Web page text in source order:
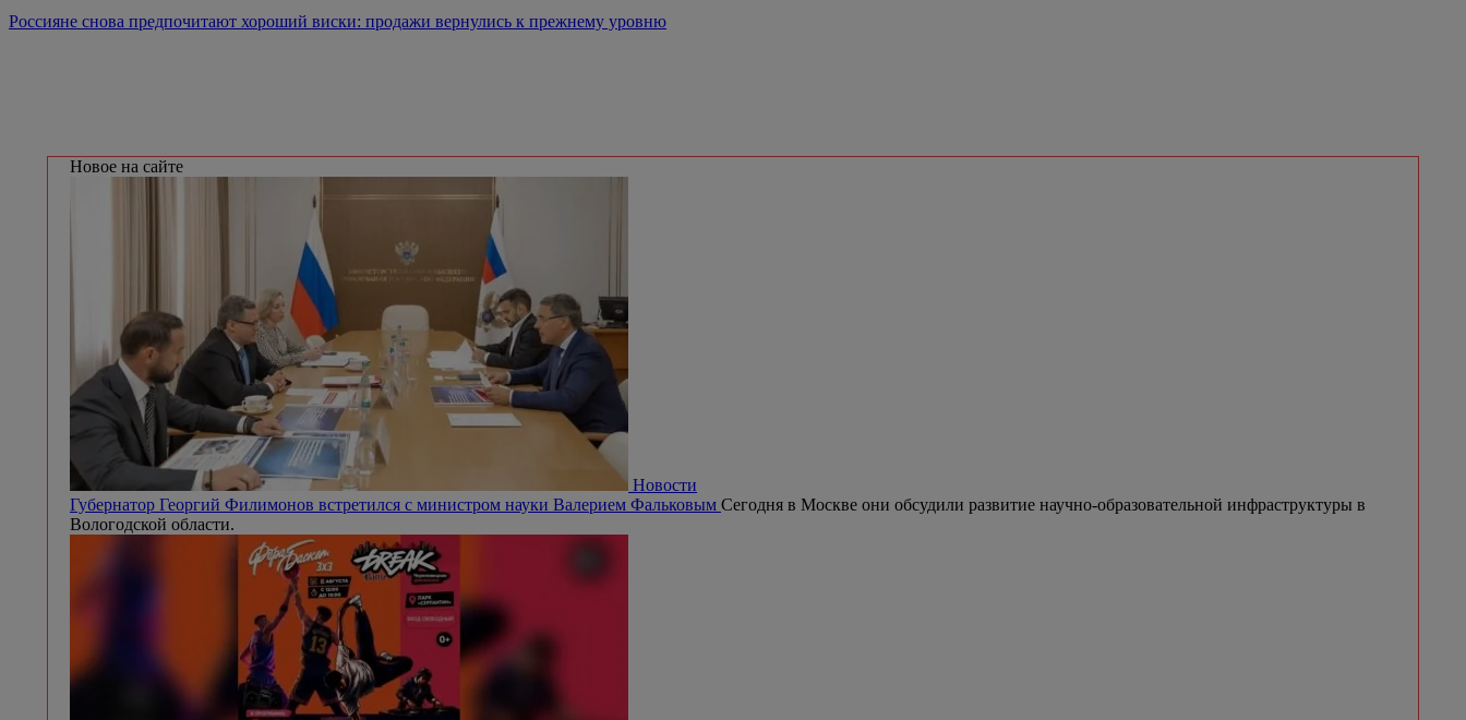
Россияне снова предпочитают хороший виски: продажи вернулись к прежнему уровню
Новое на сайте
Новости
Губернатор Георгий Филимонов встретился с министром науки Валерием Фальковым Сегодня в Москве они обсудили развитие научно-образовательной инфраструктуры в
Вологодской области.